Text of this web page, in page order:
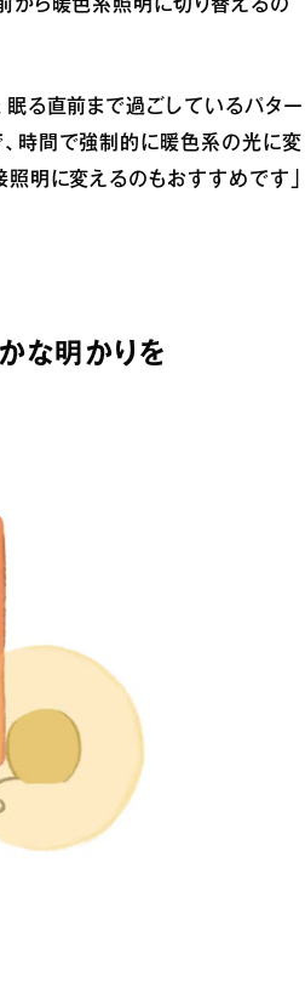
から暖色系照明に切り替えるの
眠る直前まで過ごしているパター
時間で強制的に暖色系の光に変
明に変えるのもおすすめです」
な明かりを